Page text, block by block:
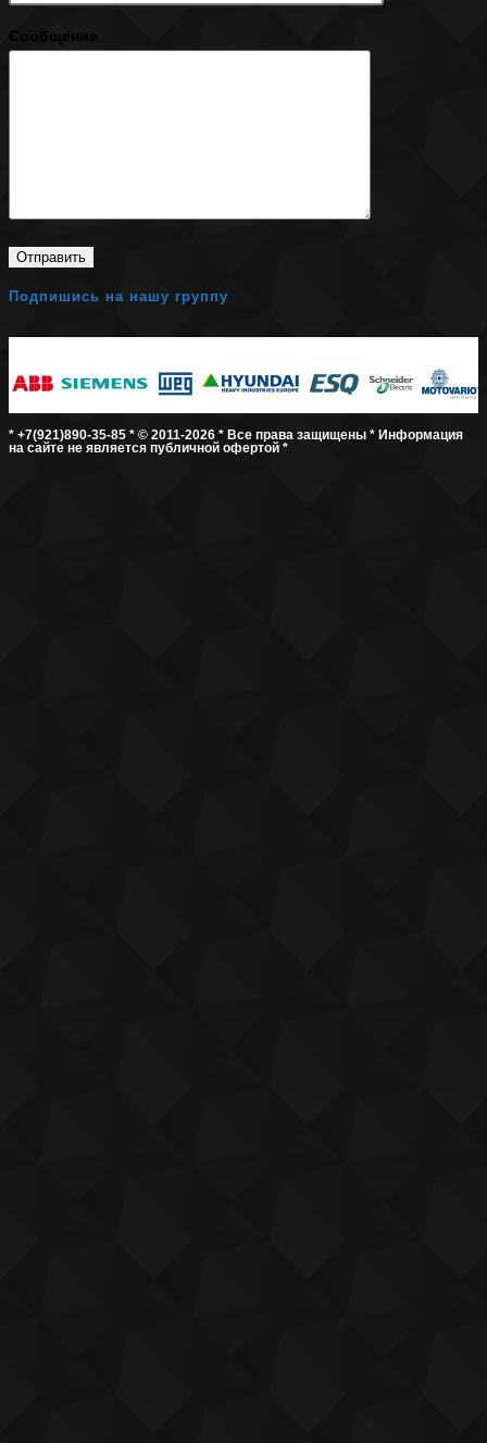
Сообщение
Подпишись на нашу группу
* +7(921)890-35-85 * © 2011-2026 * Все права защищены * Информация
на сайте не является публичной офертой *